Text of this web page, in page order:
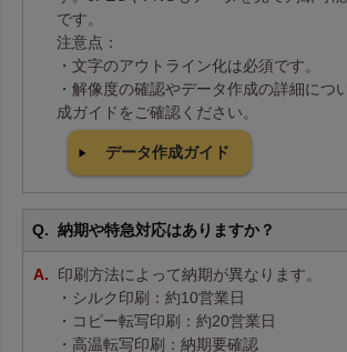
です。
注意点：
・文字のアウトライン化は必須です。
・解像度の確認やデータ作成の詳細につ
成ガイドをご確認ください。
データ作成ガイド
納期や特急対応はありますか？
印刷方法によって納期が異なります。
・シルク印刷：約10営業日
・コピー転写印刷：約20営業日
・高温転写印刷：納期要確認